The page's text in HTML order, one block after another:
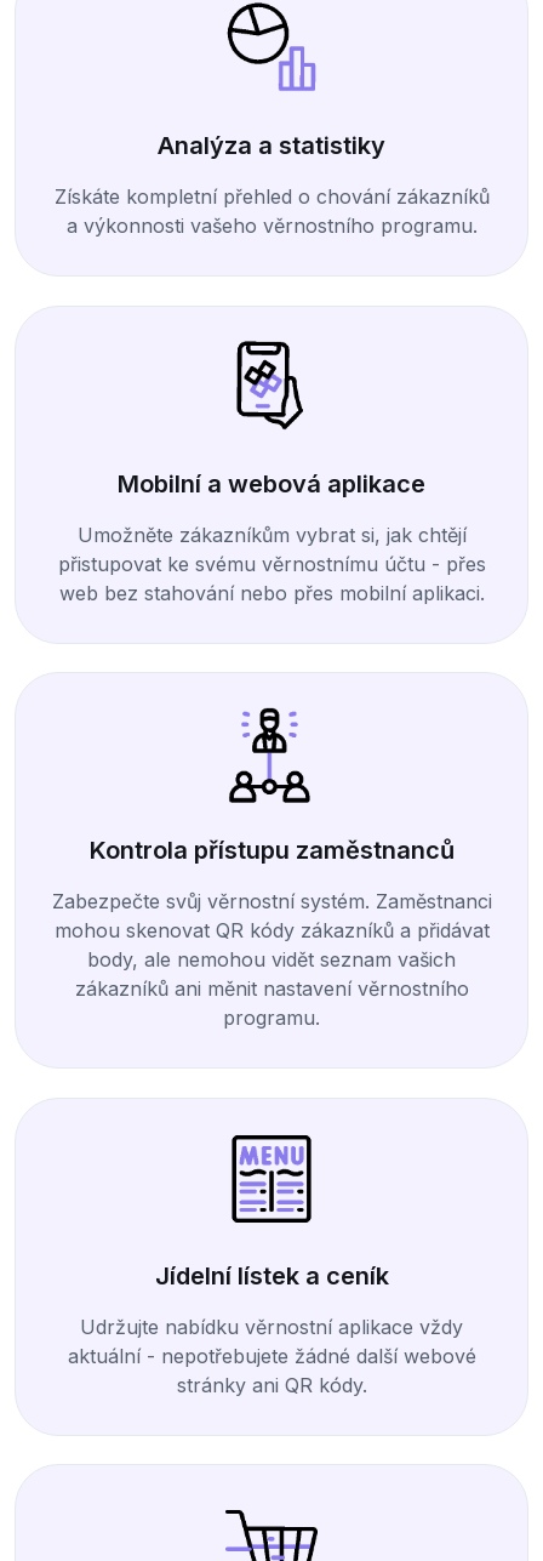
Analýza a statistiky
Získáte kompletní přehled o chování zákazníků
a výkonnosti vašeho věrnostního programu.
Mobilní a webová aplikace
Umožněte zákazníkům vybrat si, jak chtějí
přistupovat ke svému věrnostnímu účtu - přes
web bez stahování nebo přes mobilní aplikaci.
Kontrola přístupu zaměstnanců
Zabezpečte svůj věrnostní systém. Zaměstnanci
mohou skenovat QR kódy zákazníků a přidávat
body, ale nemohou vidět seznam vašich
zákazníků ani měnit nastavení věrnostního
programu.
Jídelní lístek a ceník
Udržujte nabídku věrnostní aplikace vždy
aktuální - nepotřebujete žádné další webové
stránky ani QR kódy.